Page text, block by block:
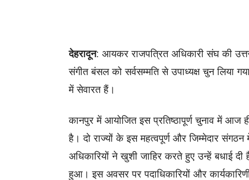
देहरादून: आयकर राजपत्रित अधिकारी संघ की
संगीत बंसल को सर्वसम्मति से उपाध्यक्ष चुन
में सेवारत हैं।
कानपुर में आयोजित इस प्रतिष्ठापूर्ण चुनाव में आज
है। दो राज्यों के इस महत्वपूर्ण और जिम्मेदार
अधिकारियों ने खुशी जाहिर करते हुए उन्हें बधाई
हुआ। इस अवसर पर पदाधिकारियों और